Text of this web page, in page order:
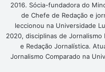
2016. Sócia-fundadora do
de Chefe de Redação e
leccionou na Universidade
2020, disciplinas de
e Redação Jornalística.
Jornalismo Comparado na